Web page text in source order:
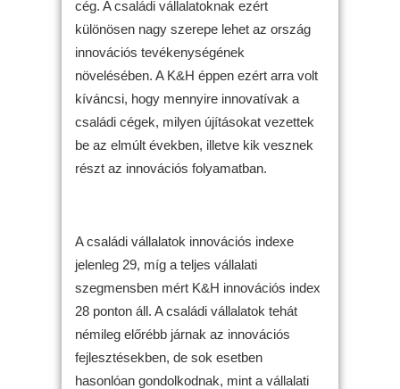
cég. A családi vállalatoknak ezért
különösen nagy szerepe lehet az ország
innovációs tevékenységének
növelésében. A K&H éppen ezért arra volt
kíváncsi, hogy mennyire innovatívak a
családi cégek, milyen újításokat vezettek
be az elmúlt években, illetve kik vesznek
részt az innovációs folyamatban.
A családi vállalatok innovációs indexe
jelenleg 29, míg a teljes vállalati
szegmensben mért K&H innovációs index
28 ponton áll. A családi vállalatok tehát
némileg előrébb járnak az innovációs
fejlesztésekben, de sok esetben
hasonlóan gondolkodnak, mint a vállalati